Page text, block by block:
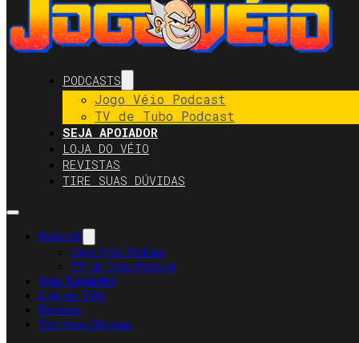
PODCASTS
Jogo Véio Podcast
TV de Tubo Podcast
SEJA APOIADOR
LOJA DO VÉIO
REVISTAS
TIRE SUAS DÚVIDAS
Podcasts
Jogo Véio Podcast
TV de Tubo Podcast
Seja Apoiador
Loja do Véio
Revistas
Tire Suas Dúvidas